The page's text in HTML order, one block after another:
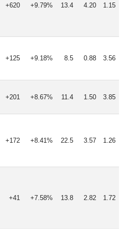
+620 +9.79% 13.4 4.20 1.15
+125 +9.18% 8.5 0.88 3.56
+201 +8.67% 11.4 1.50 3.85
+172 +8.41% 22.5 3.57 1.26
+41 +7.58% 13.8 2.82 1.72